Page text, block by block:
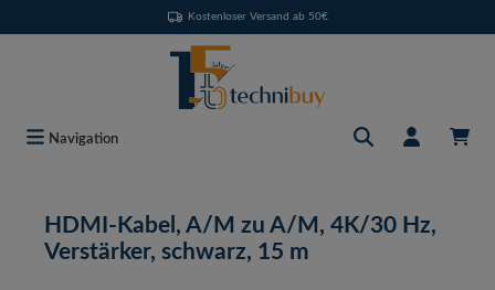
Kostenloser Versand ab 50€
Navigation
HDMI-Kabel, A/M zu A/M, 4K/30 Hz,
Verstärker, schwarz, 15 m